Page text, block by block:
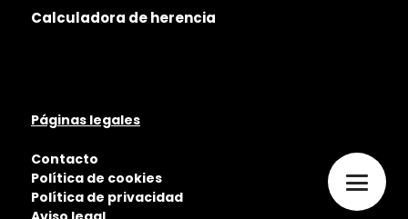
Calculadora de herencia
Páginas legales
Contacto
Política de cookies
Política de privacidad